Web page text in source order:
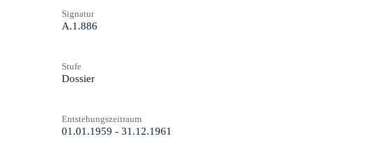
Signatur
A.1.886
Stufe
Dossier
Entstehungszeitraum
01.01.1959 - 31.12.1961